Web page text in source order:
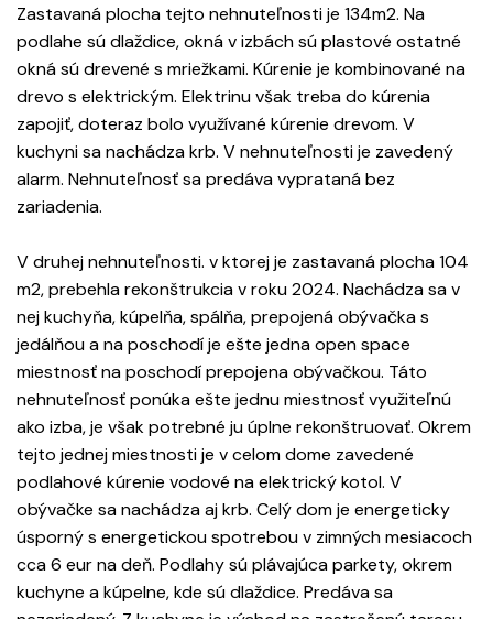
Zastavaná plocha tejto nehnuteľnosti je 134m2. Na
podlahe sú dlaždice, okná v izbách sú plastové ostatné
okná sú drevené s mriežkami. Kúrenie je kombinované na
drevo s elektrickým. Elektrinu však treba do kúrenia
zapojiť, doteraz bolo využívané kúrenie drevom. V
kuchyni sa nachádza krb. V nehnuteľnosti je zavedený
alarm. Nehnuteľnosť sa predáva vyprataná bez
zariadenia.
V druhej nehnuteľnosti. v ktorej je zastavaná plocha 104
m2, prebehla rekonštrukcia v roku 2024. Nachádza sa v
nej kuchyňa, kúpelňa, spálňa, prepojená obývačka s
jedálňou a na poschodí je ešte jedna open space
miestnosť na poschodí prepojena obývačkou. Táto
nehnuteľnosť ponúka ešte jednu miestnosť využiteľnú
ako izba, je však potrebné ju úplne rekonštruovať. Okrem
tejto jednej miestnosti je v celom dome zavedené
podlahové kúrenie vodové na elektrický kotol. V
obývačke sa nachádza aj krb. Celý dom je energeticky
úsporný s energetickou spotrebou v zimných mesiacoch
cca 6 eur na deň. Podlahy sú plávajúca parkety, okrem
kuchyne a kúpelne, kde sú dlaždice. Predáva sa